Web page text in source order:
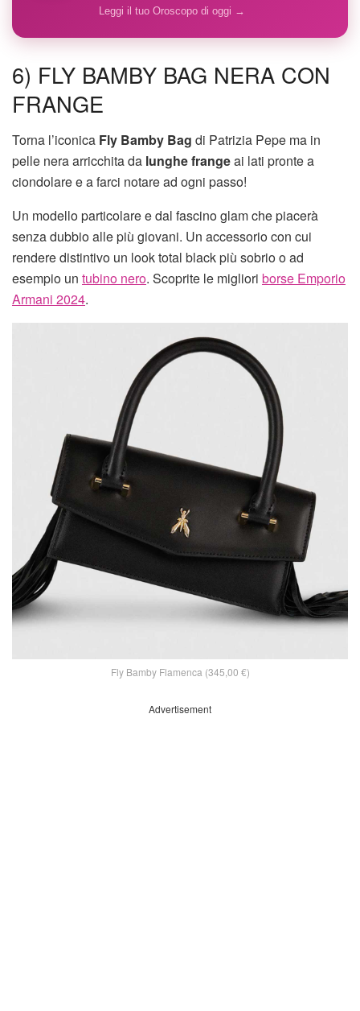
Leggi il tuo Oroscopo di oggi →
6) FLY BAMBY BAG NERA CON
FRANGE
Torna l’iconica Fly Bamby Bag di Patrizia Pepe ma in
pelle nera arricchita da lunghe frangeai lati pronte a
ciondolare e a farci notare ad ogni passo!
Un modello particolare e dal fascino glam che piacerà
senza dubbio alle più giovani. Un accessorio con cui
rendere distintivo un look total black più sobrio o ad
esempio un tubino nero. Scoprite le migliori borse Emporio
Armani 2024.
Fly Bamby Flamenca (345,00 €)
Advertisement